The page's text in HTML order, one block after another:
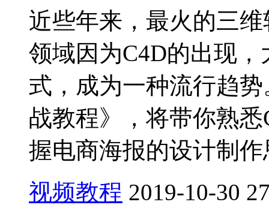
近些年来，最火的三
领域因为C4D的出现
式，成为一种流行趋
战教程》，将带你熟
握电商海报的设计制作
视频教程 2019-10-30